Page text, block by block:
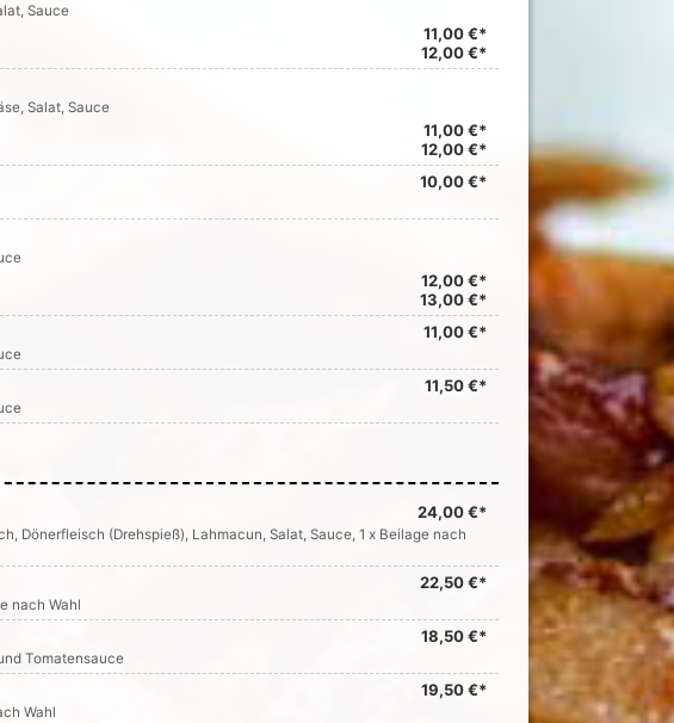
Sauce
11,00 €*
12,00 €*
Salat, Sauce
11,00 €*
12,00 €*
10,00 €*
12,00 €*
13,00 €*
11,00 €*
11,50 €*
24,00 €*
Dönerfleisch (Drehspieß), Lahmacun, Salat, Sauce, 1 x Beilage nach
22,50 €*
nach Wahl
18,50 €*
Tomatensauce
19,50 €*
Wahl